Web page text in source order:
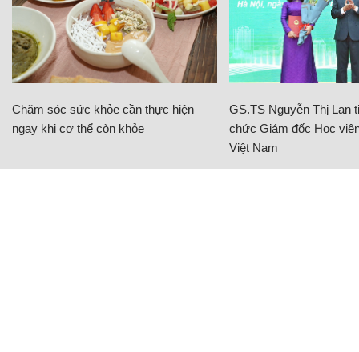
Chăm sóc sức khỏe cần thực hiện
ngay khi cơ thể còn khỏe
GS.TS Nguyễn Thị Lan
chức Giám đốc Học
Việt Nam